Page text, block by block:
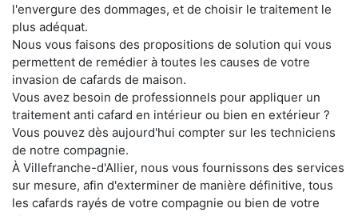
l'envergure des dommages, et de choisir le traitement le
plus adéquat.
Nous vous faisons des propositions de solution qui vous
permettent de remédier à toutes les causes de votre
invasion de cafards de maison.
Vous avez besoin de professionnels pour appliquer un
traitement anti cafard en intérieur ou bien en extérieur ?
Vous pouvez dès aujourd'hui compter sur les techniciens
de notre compagnie.
À Villefranche-d'Allier, nous vous fournissons des services
sur mesure, afin d'exterminer de manière définitive, tous
les cafards rayés de votre compagnie ou bien de votre